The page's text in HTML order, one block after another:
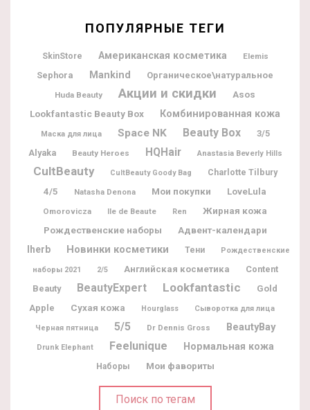
ПОПУЛЯРНЫЕ ТЕГИ
SkinStore Американская косметика Elemis
Sephora Mankind Органическое\натуральное
Huda Beauty Акции и скидки Asos
Lookfantastic Beauty Box Комбинированная кожа
Маска для лица Space NK Beauty Box
3/5
Alyaka
Beauty Heroes HQHair Anastasia Beverly Hills
CultBeauty CultBeauty Goody Bag
Charlotte Tilbury
4/5
Natasha Denona Мои покупки LoveLula
Omorovicza Ile de Beaute Ren
Жирная кожа
Рождественские наборы
Адвент-календари
Iherb
Новинки косметики Тени Рождественские
наборы 2021 2/5 Английская косметика
Content
Beauty
BeautyExpert Lookfantastic
Gold
Apple
Сухая кожа Hourglass Сыворотка для лица
Черная пятница 5/5 Dr Dennis Gross BeautyBay
Drunk Elephant Feelunique Нормальная кожа
Наборы Мои фавориты
Поиск по тегам